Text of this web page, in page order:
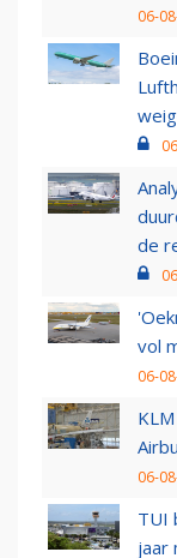
06-
de
vol
06-
06-
TUI
jaar